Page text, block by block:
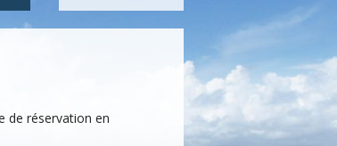
de réservation en